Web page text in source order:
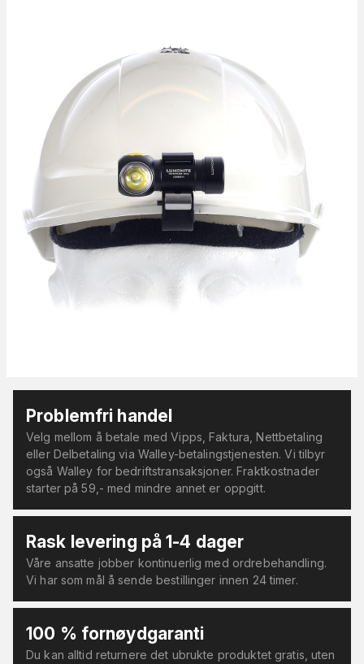
Problemfri handel
Velg mellom å betale med Vipps, Faktura, Nettbetaling
eller Delbetaling via Walley-betalingstjenesten. Vi tilbyr
også Walley for bedriftstransaksjoner. Fraktkostnader
starter på 59,- med mindre annet er oppgitt.
Rask levering på 1-4 dager
Våre ansatte jobber kontinuerlig med ordrebehandling.
Vi har som mål å sende bestillinger innen 24 timer.
100 % fornøydgaranti
Du kan alltid returnere det ubrukte produktet gratis, uten